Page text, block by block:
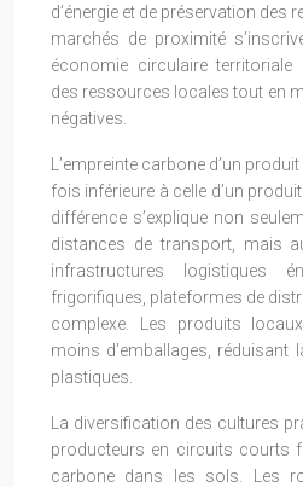
d’énergie et de préservation des
marchés de proximité
économie circulaire territoriale
des ressources locales tout en
négatives.
L’empreinte carbone d’un
fois inférieure à celle d’un
différence s’explique non
distances de transport, mais
infrastructures logistiques
frigorifiques, plateformes de
complexe. Les produits
moins d’emballages, réduisant
plastiques.
La diversification des cultures
producteurs en circuits courts
carbone dans les sols. Les